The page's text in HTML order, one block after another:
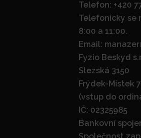
Telefon: +420
Telefonicky se
8:00 a 11:00.
Email:
Fyzio Beskyd
Slezská 3150
Frýdek-Místek
(vstup do
IČ: 02325985
Bankovní
Společnost